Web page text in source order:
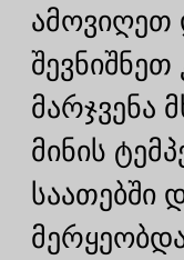
ამოვიღეთ
მარჯვენა
მინის
საათებში